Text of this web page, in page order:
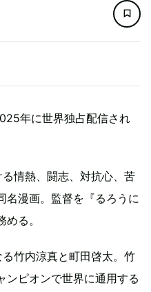
年に世界独占配信され
情熱、闘志、対抗心、苦
名漫画。監督を『るろうに
る。
竹内涼真と町田啓太。竹
ンピオンで世界に通用する